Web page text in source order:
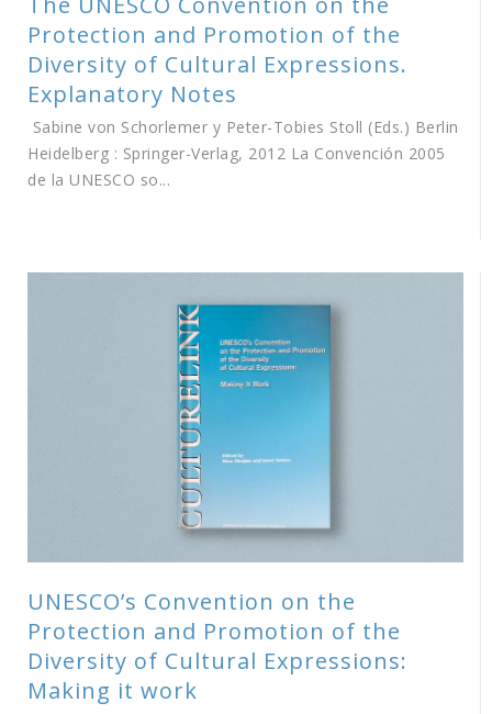
Protection and Promotion of the
Diversity of Cultural Expressions.
Explanatory Notes
Sabine von Schorlemer y Peter-Tobies Stoll (Eds.) Berlin
Heidelberg : Springer-Verlag, 2012 La Convención 2005
de la UNESCO so...
UNESCO’s Convention on the
Protection and Promotion of the
Diversity of Cultural Expressions:
Making it work